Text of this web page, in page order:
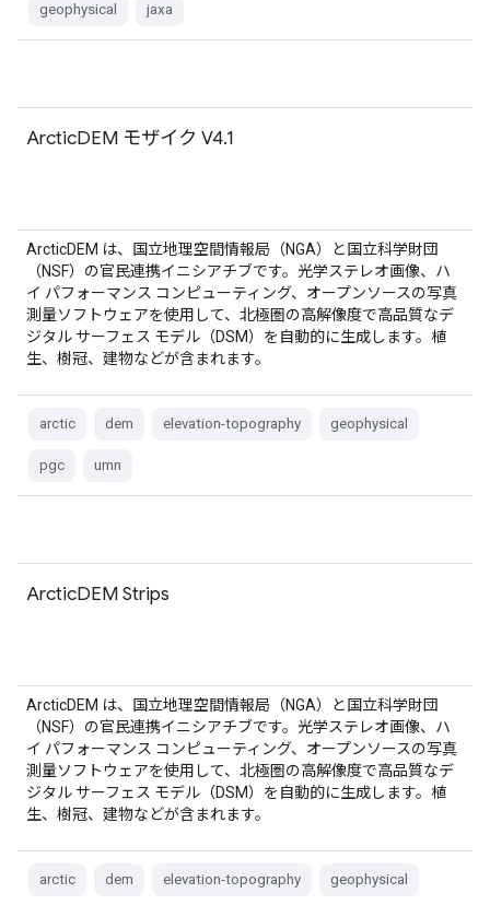
geophysical jaxa
ArcticDEM モザイク V4.1
ArcticDEM は、国立地理空間情報局（NGA）と国立科学財団
（NSF）の官民連携イニシアチブです。光学ステレオ画像、ハ
イ パフォーマンス コンピューティング、オープンソースの写真
測量ソフトウェアを使用して、北極圏の高解像度で高品質なデ
ジタル サーフェス モデル（DSM）を自動的に生成します。植
生、樹冠、建物などが含まれます。
arctic dem elevation-topography geophysical
pgc umn
ArcticDEM Strips
ArcticDEM は、国立地理空間情報局（NGA）と国立科学財団
（NSF）の官民連携イニシアチブです。光学ステレオ画像、ハ
イ パフォーマンス コンピューティング、オープンソースの写真
測量ソフトウェアを使用して、北極圏の高解像度で高品質なデ
ジタル サーフェス モデル（DSM）を自動的に生成します。植
生、樹冠、建物などが含まれます。
arctic dem elevation-topography geophysical